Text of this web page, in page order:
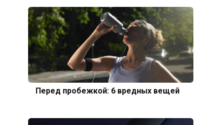
Перед пробежкой: 6 вредных вещей